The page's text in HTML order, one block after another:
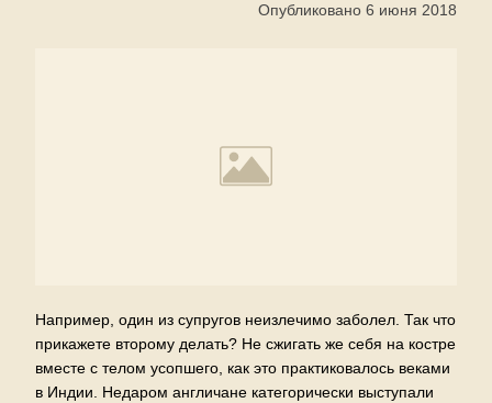
Опубликовано 6 июня 2018
Например, один из супругов неизлечимо заболел. Так что
прикажете второму делать? Не сжигать же себя на костре
вместе с телом усопшего, как это практиковалось веками
в Индии. Недаром англичане категорически выступали